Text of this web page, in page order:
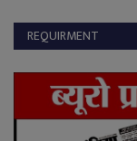
REQUIRMENT